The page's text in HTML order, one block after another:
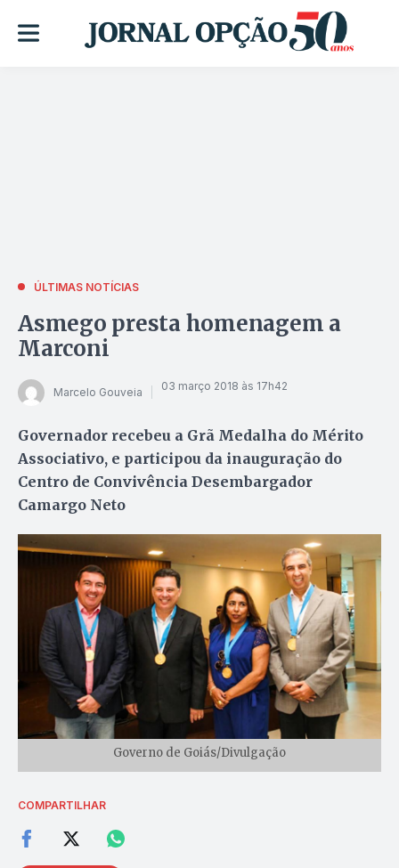
ÚLTIMAS NOTÍCIAS
Asmego presta homenagem a
Marconi
Marcelo Gouveia 03 março 2018 às 17h42
Governador recebeu a Grã Medalha do Mérito
Associativo, e participou da inauguração do
Centro de Convivência Desembargador
Camargo Neto
Governo de Goiás/Divulgação
COMPARTILHAR